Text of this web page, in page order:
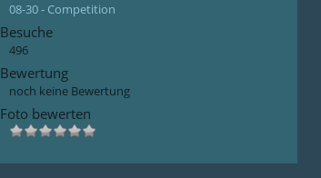
08-30 - Competition
Besuche
496
Bewertung
noch keine Bewertung
Foto bewerten